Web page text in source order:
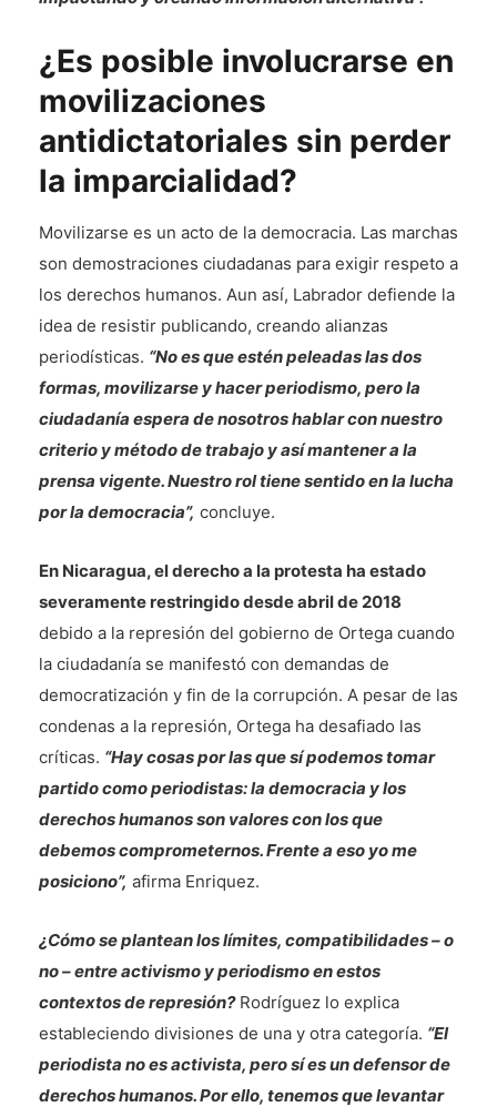
¿Es posible involucrarse en
movilizaciones
antidictatoriales sin perder
la imparcialidad?
Movilizarse es un acto de la democracia. Las marchas
son demostraciones ciudadanas para exigir respeto a
los derechos humanos. Aun así, Labrador defiende la
idea de resistir publicando, creando alianzas
periodísticas. “No es que estén peleadas las dos
formas, movilizarse y hacer periodismo, pero la
ciudadanía espera de nosotros hablar con nuestro
criterio y método de trabajo y así mantener a la
prensa vigente. Nuestro rol tiene sentido en la lucha
por la democracia”, concluye.
En Nicaragua, el derecho a la protesta ha estado
severamente restringido desde abril de 2018
debido a la represión del gobierno de Ortega cuando
la ciudadanía se manifestó con demandas de
democratización y fin de la corrupción. A pesar de las
condenas a la represión, Ortega ha desafiado las
críticas. “Hay cosas por las que sí podemos tomar
partido como periodistas: la democracia y los
derechos humanos son valores con los que
debemos comprometernos. Frente a eso yo me
posiciono”, afirma Enriquez.
¿Cómo se plantean los límites, compatibilidades – o
no – entre activismo y periodismo en estos
contextos de represión?Rodríguez lo explica
estableciendo divisiones de una y otra categoría. “El
periodista no es activista, pero sí es un defensor de
derechos humanos. Por ello, tenemos que levantar